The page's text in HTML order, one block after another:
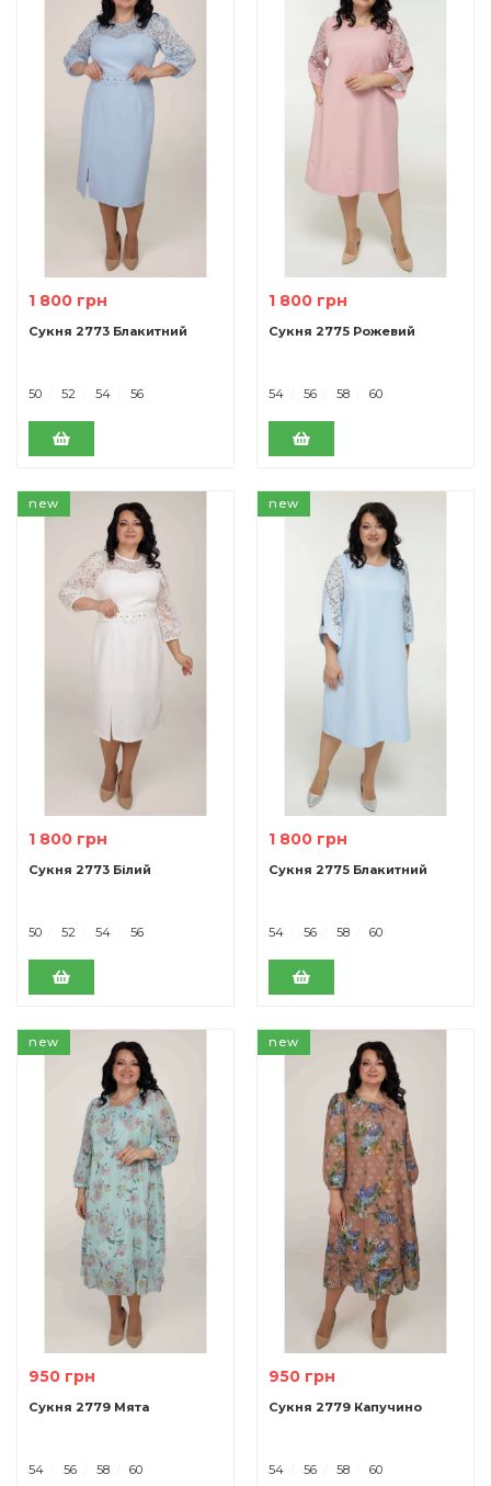
1 800 грн
Сукня 2773 Блакитний
50 52 54 56
1 800 грн
Сукня 2775 Рожевий
54 56 58 60
new
1 800 грн
Сукня 2773 Білий
50 52 54 56
new
1 800 грн
Сукня 2775 Блакитний
54 56 58 60
new
950 грн
Сукня 2779 Мята
54 56 58 60
new
950 грн
Сукня 2779 Капучино
54 56 58 60